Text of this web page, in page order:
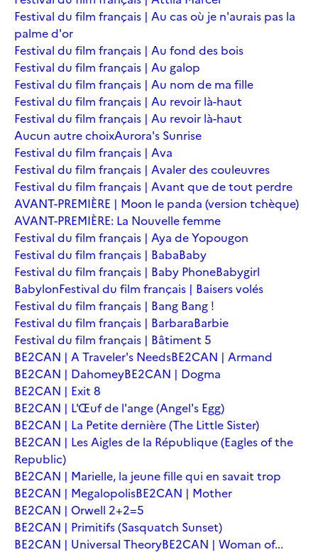
Festival du film français | Au cas où je n'aurais pas la
palme d'or
Festival du film français | Au fond des bois
Festival du film français | Au galop
Festival du film français | Au nom de ma fille
Festival du film français | Au revoir là-haut
Festival du film français | Au revoir là-haut
Aucun autre choixAurora's Sunrise
Festival du film français | Ava
Festival du film français | Avaler des couleuvres
Festival du film français | Avant que de tout perdre
AVANT-PREMIÈRE | Moon le panda (version tchèque)
AVANT-PREMIÈRE: La Nouvelle femme
Festival du film français | Aya de Yopougon
Festival du film français | BabaBaby
Festival du film français | Baby PhoneBabygirl
BabylonFestival du film français | Baisers volés
Festival du film français | Bang Bang !
Festival du film français | BarbaraBarbie
Festival du film français | Bâtiment 5
BE2CAN | A Traveler's NeedsBE2CAN | Armand
BE2CAN | DahomeyBE2CAN | Dogma
BE2CAN | Exit 8
BE2CAN | L'Œuf de l'ange (Angel's Egg)
BE2CAN | La Petite dernière (The Little Sister)
BE2CAN | Les Aigles de la République (Eagles of the
Republic)
BE2CAN | Marielle, la jeune fille qui en savait trop
BE2CAN | MegalopolisBE2CAN | Mother
BE2CAN | Orwell 2+2=5
BE2CAN | Primitifs (Sasquatch Sunset)
BE2CAN | Universal TheoryBE2CAN | Woman of...